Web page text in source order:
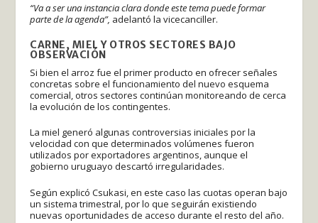
“Va a ser una instancia clara donde este tema puede formar
parte de la agenda”, adelantó la vicecanciller.
CARNE, MIEL Y OTROS SECTORES BAJO
OBSERVACIÓN
Si bien el arroz fue el primer producto en ofrecer señales
concretas sobre el funcionamiento del nuevo esquema
comercial, otros sectores continúan monitoreando de cerca
la evolución de los contingentes.
La miel generó algunas controversias iniciales por la
velocidad con que determinados volúmenes fueron
utilizados por exportadores argentinos, aunque el
gobierno uruguayo descartó irregularidades.
Según explicó Csukasi, en este caso las cuotas operan bajo
un sistema trimestral, por lo que seguirán existiendo
nuevas oportunidades de acceso durante el resto del año.